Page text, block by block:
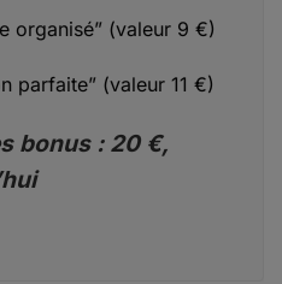
organisé” (valeur 9 €)
parfaite” (valeur 11 €)
bonus : 20 €,